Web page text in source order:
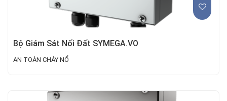
Bộ Giám Sát Nối Đất SYMEGA.VO
AN TOÀN CHÁY NỔ